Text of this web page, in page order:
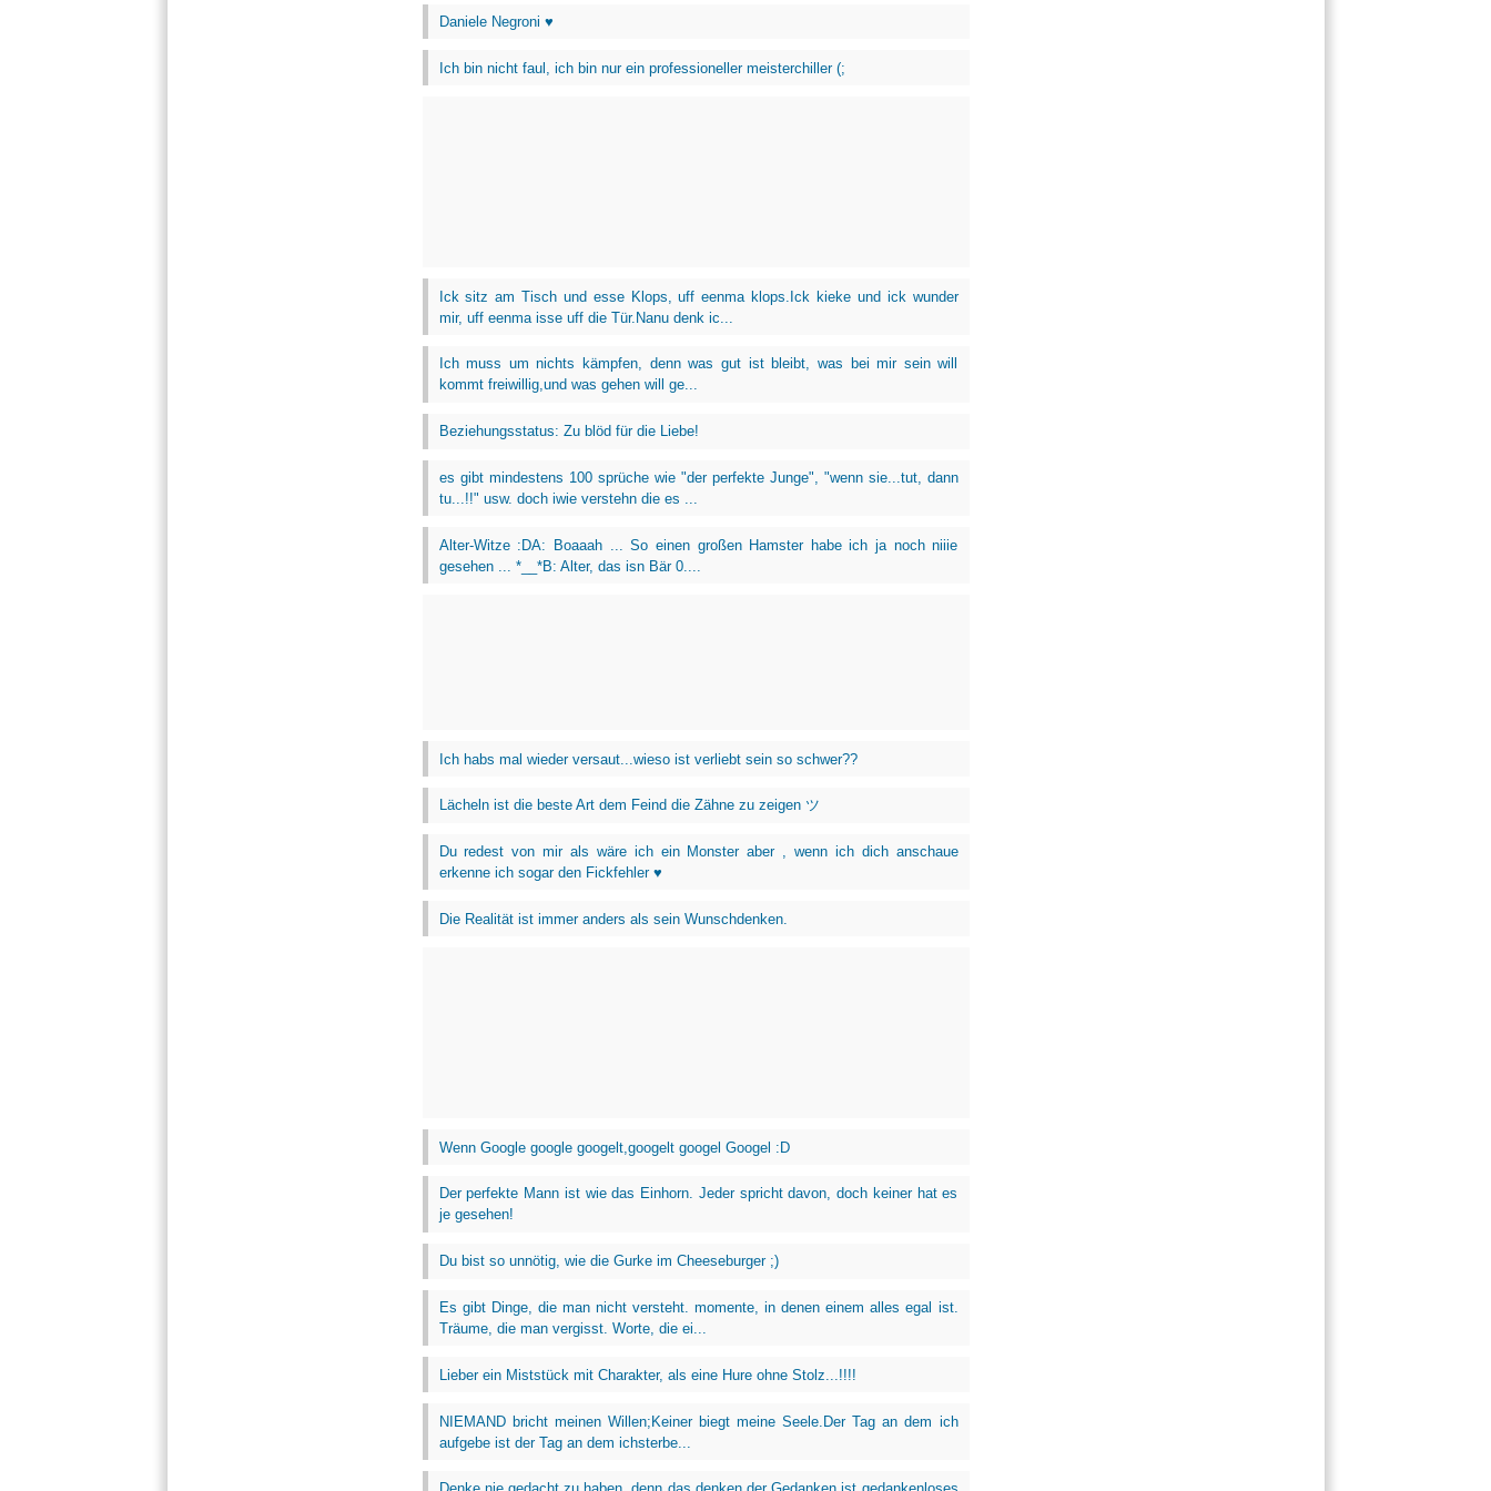
Daniele Negroni ♥
Ich bin nicht faul, ich bin nur ein professioneller meisterchiller (;
Ick sitz am Tisch und esse Klops, uff eenma klops.Ick kieke und ick wunder
mir, uff eenma isse uff die Tür.Nanu denk ic...
Ich muss um nichts kämpfen, denn was gut ist bleibt, was bei mir sein will
kommt freiwillig,und was gehen will ge...
Beziehungsstatus: Zu blöd für die Liebe!
es gibt mindestens 100 sprüche wie "der perfekte Junge", "wenn sie...tut, dann
tu...!!" usw. doch iwie verstehn die es ...
Alter-Witze :DA: Boaaah ... So einen großen Hamster habe ich ja noch niiie
gesehen ... *__*B: Alter, das isn Bär 0....
Ich habs mal wieder versaut...wieso ist verliebt sein so schwer??
Lächeln ist die beste Art dem Feind die Zähne zu zeigen ツ
Du redest von mir als wäre ich ein Monster aber , wenn ich dich anschaue
erkenne ich sogar den Fickfehler ♥
Die Realität ist immer anders als sein Wunschdenken.
Wenn Google google googelt,googelt googel Googel :D
Der perfekte Mann ist wie das Einhorn. Jeder spricht davon, doch keiner hat es
je gesehen!
Du bist so unnötig, wie die Gurke im Cheeseburger ;)
Es gibt Dinge, die man nicht versteht. momente, in denen einem alles egal ist.
Träume, die man vergisst. Worte, die ei...
Lieber ein Miststück mit Charakter, als eine Hure ohne Stolz...!!!!
NIEMAND bricht meinen Willen;Keiner biegt meine Seele.Der Tag an dem ich
aufgebe ist der Tag an dem ichsterbe...